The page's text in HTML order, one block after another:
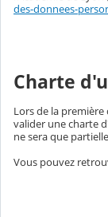
des-donnees-
Charte
Lors de la première
valider une charte
ne sera que
Vous pouvez